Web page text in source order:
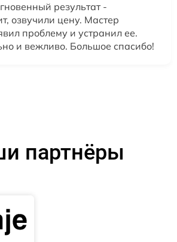
результат -
озвучили цену. Мастер
проблему и устранил ее.
и вежливо. Большое спасибо!
партнёры